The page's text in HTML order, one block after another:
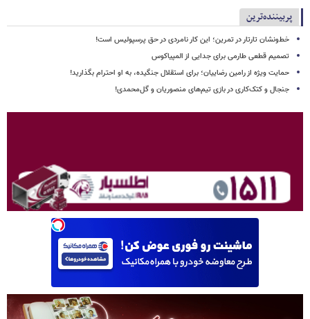
پربیننده‌ترین
خط‌ونشان تارتار در تمرین؛ این کار نامردی در حق پرسپولیس است!
تصمیم قطعی طارمی برای جدایی از المپیاکوس
حمایت ویژه از رامین رضاییان؛ برای استقلال جنگیده، به او احترام بگذارید!
جنجال و کتک‌کاری در بازی تیم‌های منصوریان و گل‌محمدی!